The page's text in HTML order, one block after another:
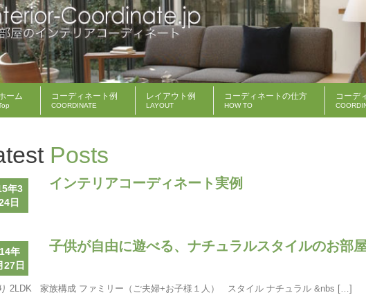
ーム コーディネート例
COORDINATE
レイアウト例
LAYOUT
コーディネートの仕方
HOW TO
コーデ
Posts
年3
日
インテリアコーディネート実例
年
27日
子供が自由に遊べる、ナチュラルスタイルのお部
2LDK 家族構成 ファミリー（ご夫婦+お子様１人） スタイル ナチュラル &nbs […]